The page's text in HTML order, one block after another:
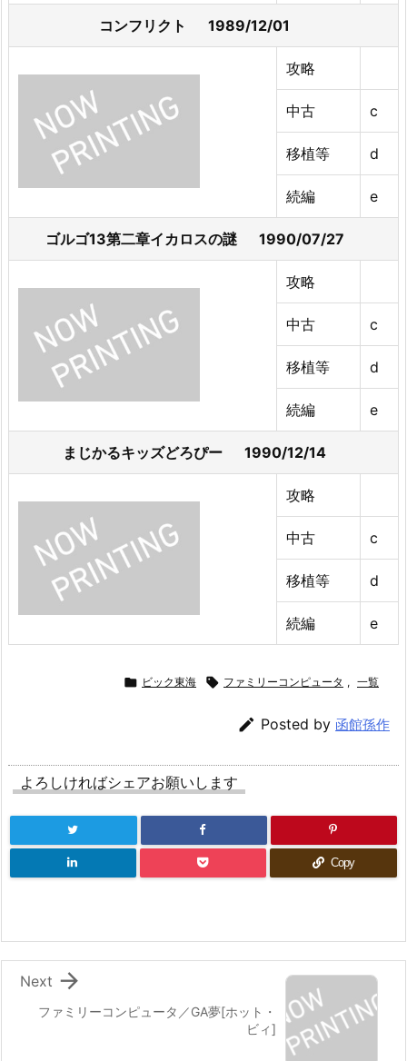
コンフリクト 1989/12/01
攻略
中古 c
移植等 d
続編 e
ゴルゴ13第二章イカロスの謎 1990/07/27
攻略
中古 c
移植等 d
続編 e
まじかるキッズどろぴー 1990/12/14
攻略
中古 c
移植等 d
続編 e
 ビック東海  ファミリーコンピュータ , 一覧
 Posted by 函館孫作
よろしければシェアお願いします
Copy
ファミリーコンピュータ／GA夢[ホット・
ビィ]

Next